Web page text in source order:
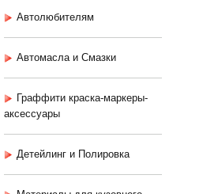
Автолюбителям
Автомасла и Смазки
Граффити краска-маркеры-
аксессуары
Детейлинг и Полировка